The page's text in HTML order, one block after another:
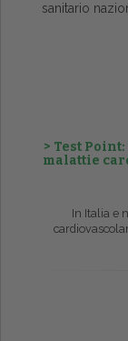
sanitario
> Test
malattie
In Italia e